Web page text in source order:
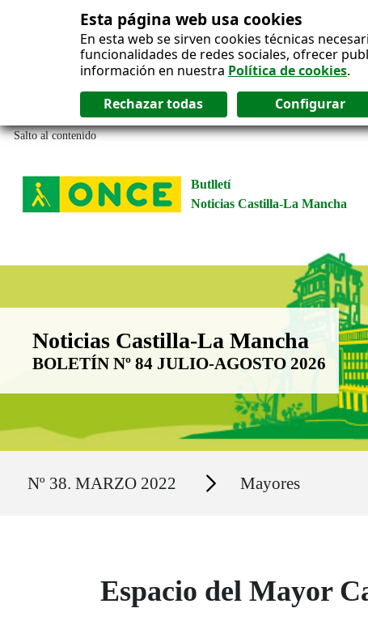
Esta página web usa cookies
En esta web se sirven cookies técnicas
funcionalidades de redes sociales, ofrecer
información en nuestra Política de cookies.
Salto al contenido
Butlletí
Noticias Castilla-La Mancha
Boletín Noticias Castilla-La
Noticias Castilla-La Mancha
BOLETÍN Nº 84 JULIO-AGOSTO 2026
Nº 38. MARZO 2022 Secciones Mayores
Espacio del Mayor